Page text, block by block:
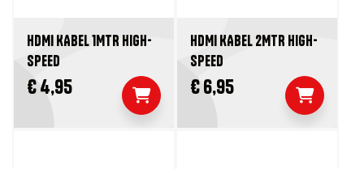
HDMI KABEL 1MTR HIGH-
SPEED
€ 4,95
HDMI KABEL 2MTR HIGH-
SPEED
€ 6,95